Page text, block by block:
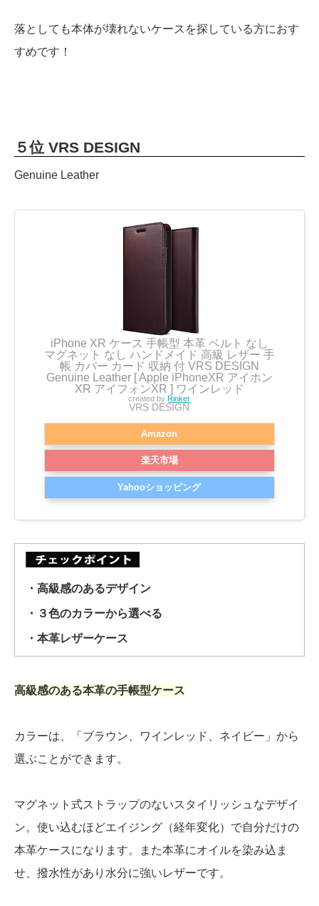
落としても本体が壊れないケースを探している方におす
すめです！
５位 VRS DESIGN
Genuine Leather
iPhone XR ケース 手帳型 本革 ベルト なし
マグネット なし ハンドメイド 高級 レザー 手
帳 カバー カード 収納 付 VRS DESIGN
Genuine Leather [ Apple iPhoneXR アイホン
XR アイフォンXR ] ワインレッド
created byRinker
VRS DESIGN
Amazon
楽天市場
Yahooショッピング
・高級感のあるデザイン
・３色のカラーから選べる
・本革レザーケース
高級感のある本革の手帳型ケース
カラーは、「ブラウン、ワインレッド、ネイビー」から
選ぶことができます。
マグネット式ストラップのないスタイリッシュなデザイ
ン。使い込むほどエイジング（経年変化）で自分だけの
本革ケースになります。また本革にオイルを染み込ま
せ、撥水性があり水分に強いレザーです。